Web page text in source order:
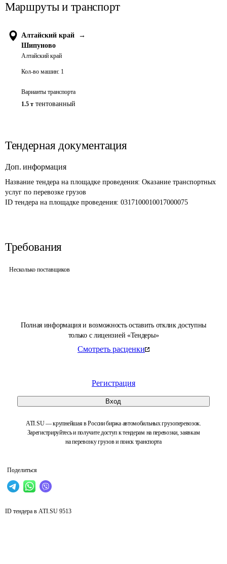
Полная информация и возможность оставить отклик доступны
только с лицензией «Тендеры»
Смотреть расценки
Регистрация
Вход
ATI.SU — крупнейшая в России биржа автомобильных грузоперевозок.
Зарегистрируйтесь и получите доступ к тендерам на перевозки, заявкам
на перевозку грузов и поиск транспорта
Поделиться
Маршруты и транспорт
Алтайский край
→
Шипуново
Алтайский край
Кол-во машин: 1
Варианты транспорта
1.5 т тентованный
Тендерная документация
Доп. информация
Название тендера на площадке проведения: Оказание транспортных
услуг по перевозке грузов
ID тендера на площадке проведения: 0317100010017000075
Требования
Несколько поставщиков
ID тендера в ATI.SU 9513